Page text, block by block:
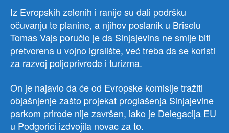
Iz Evropskih zelenih i ranije su dali podršku
očuvanju te planine, a njihov poslanik u Briselu
Tomas Vajs poručio je da Sinjajevina ne smije biti
pretvorena u vojno igralište, već treba da se koristi
za razvoj poljoprivrede i turizma.
On je najavio da će od Evropske komisije tražiti
objašnjenje zašto projekat proglašenja Sinjajevine
parkom prirode nije završen, iako je Delegacija EU
u Podgorici izdvojila novac za to.